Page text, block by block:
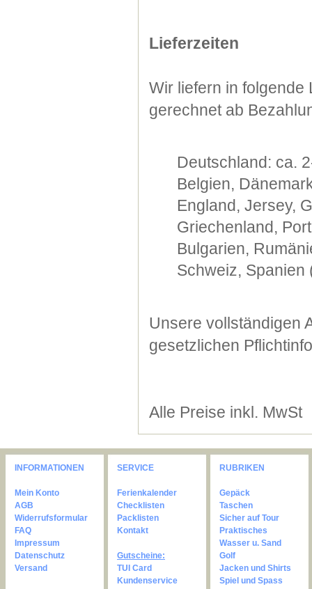
Lieferzeiten
Wir liefern in folgende
gerechnet ab
Deutschland: ca.
Belgien,
England, Jersey,
Griechenland,
Bulgarien,
Schweiz, Spanien
Unsere vollständigen
gesetzlichen
Alle Preise inkl. MwSt
INFORMATIONEN
Mein Konto
AGB
Widerrufsformular
FAQ
Impressum
Datenschutz
Versand
SERVICE
Ferienkalender
Checklisten
Packlisten
Kontakt
Gutscheine:
TUI Card
Kundenservice
RUBRIKEN
Gepäck
Taschen
Sicher auf Tour
Praktisches
Wasser u. Sand
Golf
Jacken und Shirts
Spiel und Spass